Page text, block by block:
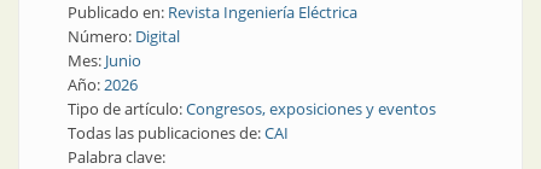
Publicado en: Revista Ingeniería Eléctrica
Número: Digital
Mes: Junio
Año:2026
Tipo de artículo:Congresos, exposiciones y eventos
Todas las publicaciones de:CAI
Palabra clave: